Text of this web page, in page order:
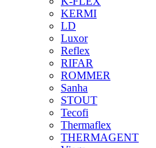
KERMI
LD
Luxor
Reflex
RIFAR
ROMMER
Sanha
STOUT
Tecofi
Thermaflex
THERMAGENT